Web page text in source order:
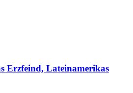
Erzfeind, Lateinamerikas